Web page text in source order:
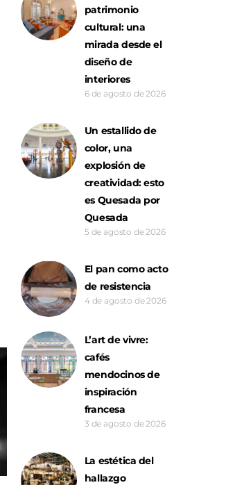
patrimonio
cultural: una
mirada desde el
diseño de
interiores
6 de agosto de 2026
Un estallido de
color, una
explosión de
creatividad: esto
es Quesada por
Quesada
5 de agosto de 2026
El pan como acto
de resistencia
4 de agosto de 2026
L’art de vivre:
cafés
mendocinos de
inspiración
francesa
3 de agosto de 2026
La estética del
hallazgo